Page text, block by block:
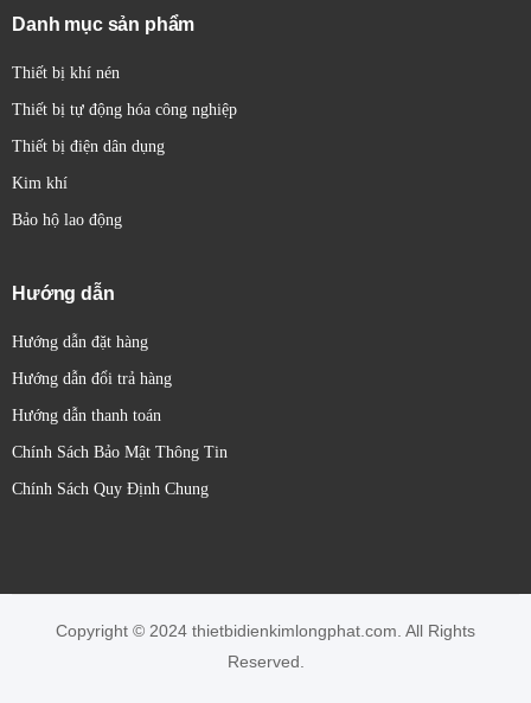
Danh mục sản phẩm
Thiết bị khí nén
Thiết bị tự động hóa công nghiệp
Thiết bị điện dân dụng
Kim khí
Bảo hộ lao động
Hướng dẫn
Hướng dẫn đặt hàng
Hướng dẫn đổi trả hàng
Hướng dẫn thanh toán
Chính Sách Bảo Mật Thông Tin
Chính Sách Quy Định Chung
Copyright © 2024 thietbidienkimlongphat.com. All Rights
Reserved.